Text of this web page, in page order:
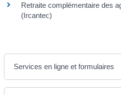
Retraite complémentaire des
(Ircantec)
Services en ligne et formulaires